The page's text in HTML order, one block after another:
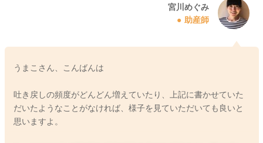
宮川めぐみ
助産師
うまこさん、こんばんは
吐き戻しの頻度がどんどん増えていたり、上記に書かせていた
だいたようなことがなければ、様子を見ていただいても良いと
思いますよ。